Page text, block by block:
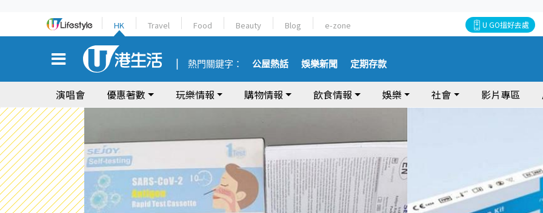
HK Travel Food Beauty Blog e-zone U GO搵好去處
熱門關鍵字： 公屋熱話 娛樂新聞 定期存款
演唱會 優惠著數 玩樂情報 購物情報 飲食情報 娛樂 社會 影片專區